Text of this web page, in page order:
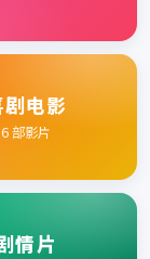
剧电影
6部影片
情片